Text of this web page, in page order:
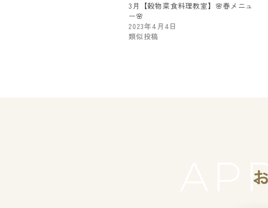
3月【穀物菜食料理教室】🌸春メニュ
ー🌸
2023年4月4日
類似投稿